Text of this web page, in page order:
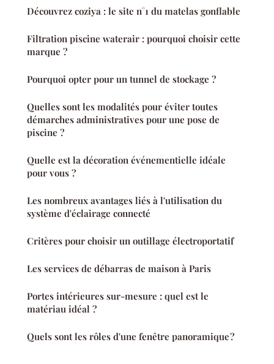
Découvrez coziya : le site n°1 du matelas gonflable
Filtration piscine waterair : pourquoi choisir cette
marque ?
Pourquoi opter pour un tunnel de stockage ?
Quelles sont les modalités pour éviter toutes
démarches administratives pour une pose de
piscine ?
Quelle est la décoration événementielle idéale
pour vous ?
Les nombreux avantages liés à l'utilisation du
système d'éclairage connecté
Critères pour choisir un outillage électroportatif
Les services de débarras de maison à Paris
Portes intérieures sur-mesure : quel est le
matériau idéal ?
Quels sont les rôles d'une fenêtre panoramique ?